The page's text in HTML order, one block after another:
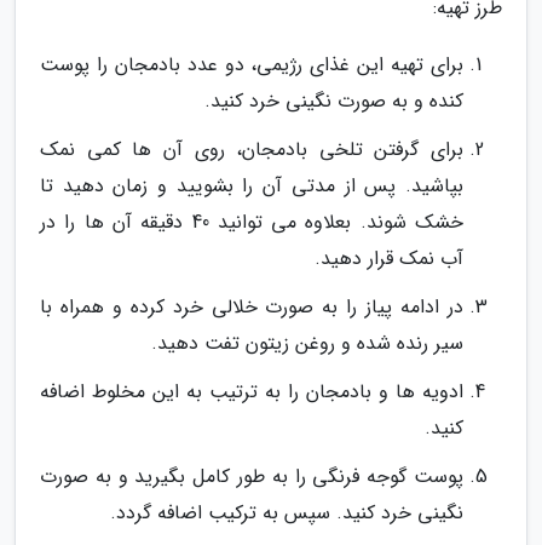
طرز تهیه:
برای تهیه این غذای رژیمی، دو عدد بادمجان را پوست
کنده و به صورت نگینی خرد کنید.
برای گرفتن تلخی بادمجان، روی آن ها کمی نمک
بپاشید. پس از مدتی آن را بشویید و زمان دهید تا
خشک شوند. بعلاوه می توانید 40 دقیقه آن ها را در
آب نمک قرار دهید.
در ادامه پیاز را به صورت خلالی خرد کرده و همراه با
سیر رنده شده و روغن زیتون تفت دهید.
ادویه ها و بادمجان را به ترتیب به این مخلوط اضافه
کنید.
پوست گوجه فرنگی را به طور کامل بگیرید و به صورت
نگینی خرد کنید. سپس به ترکیب اضافه گردد.